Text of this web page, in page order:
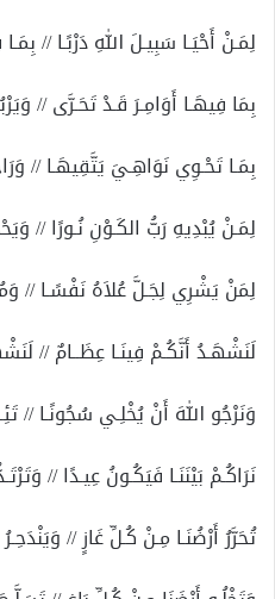
لِمَـنْ أَحْيَـا سَبِيـلَ اللهِ دَرْبًـا //
بِمَا فِيهَـا أَوَامِـرَ قَـدْ تَحَـرَّى //
بِمَـا تَحْـوِي نَوَاهِـيَ يَتَّقِيهَـا //
لِمَـنْ يُبْدِيهِ رَبُّ الكَـوْنِ نُـورًا //
لِمَنْ يَشْرِي لِجَـلَّ عُلاَهُ نَفْسًـا //
لَنَشْهَـدُ أَنَّكُـمْ فِينَـا عِظَــامٌ //
وَنَرْجُو اللهَ أَنْ يُخْلِـي سُجُونًـا //
نَرَاكُـمْ بَيْنَنَـا فَيَكُـونُ عِيـدًا //
تُحَرَّرُ أَرْضُنَـا مِـنْ كُـلِّ غَازٍ //